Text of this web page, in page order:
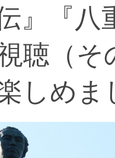
』『八
聴（
しめま